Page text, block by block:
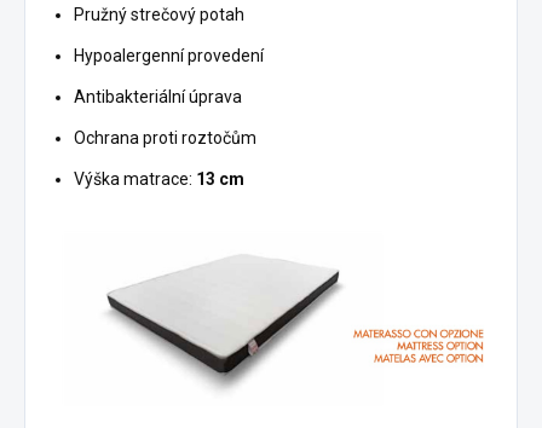
Pružný strečový potah
Hypoalergenní provedení
Antibakteriální úprava
Ochrana proti roztočům
Výška matrace: 13 cm